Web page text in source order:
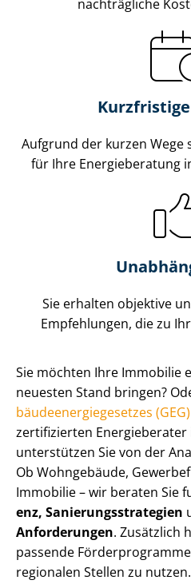
nachträgliche
Aufgrund der kurzen
für Ihre Energieberatung
Sie erhalten objektive
Empfehlungen, die zu
Sie möchten Ihre Immobilie
neuesten Stand bringen?
bäu­de­en­er­gie­ge­set­zes (GEG)
zertifizierten Energieberater
unterstützen Sie von der
Ob Wohngebäude,
Immobilie – wir beraten Sie
enz, Sa­nie­rungs­stra­te­gien
Anforderungen. Zusätzlich
passende
regionalen Stellen zu nutzen.